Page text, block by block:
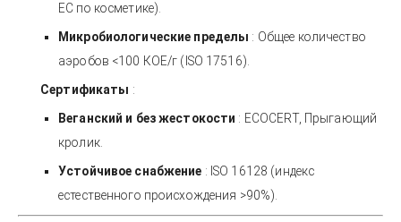
ЕС по косметике).
Микробиологические пределы : Общее количество
аэробов <100 КОЕ/г (ISO 17516).
Сертификаты :
Веганский и без жестокости : ECOCERT, Прыгающий
кролик.
Устойчивое снабжение : ISO 16128 (индекс
естественного происхождения >90%).